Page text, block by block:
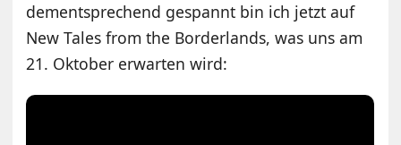
dementsprechend gespannt bin ich jetzt auf
New Tales from the Borderlands, was uns am
21. Oktober erwarten wird: